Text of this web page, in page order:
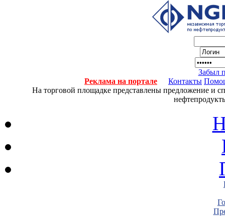
Забыл
Реклама на портале
Контакты
На торговой площадке представлены предложение и